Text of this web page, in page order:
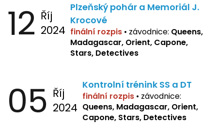
12 Říj
2024
Plzeňský pohár a Memoriál J.
Krocové
finální rozpis • závodnice: Queens,
Madagascar, Orient, Capone,
Stars, Detectives
05 Říj
2024
Kontrolní trénink SS a DT
finální rozpis • závodnice:
Queens, Madagascar, Orient,
Capone, Stars, Detectives